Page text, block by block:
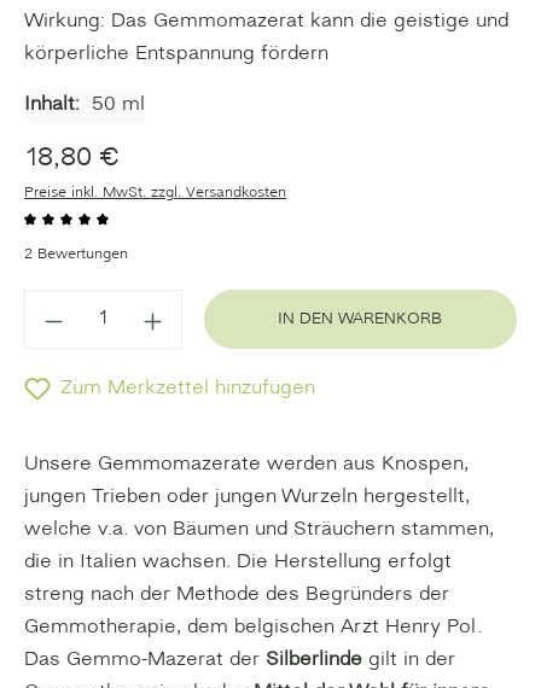
Wirkung: Das Gemmomazerat kann die geistige und
körperliche Entspannung fördern
Inhalt: 50 ml
18,80 €
Preise inkl. MwSt. zzgl. Versandkosten
Durchschnittliche Bewertung von 5 von 5 Sternen
2 Bewertungen
IN DEN WARENKORB
Zum Merkzettel hinzufügen
Unsere Gemmomazerate werden aus Knospen,
jungen Trieben oder jungen Wurzeln hergestellt,
welche v.a. von Bäumen und Sträuchern stammen,
die in Italien wachsen. Die Herstellung erfolgt
streng nach der Methode des Begründers der
Gemmotherapie, dem belgischen Arzt Henry Pol.
Das Gemmo-Mazerat der Silberlinde gilt in der